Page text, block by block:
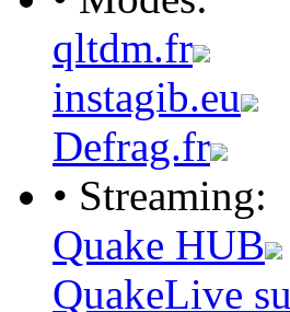
qltdm.fr
instagib.eu
Defrag.fr
• Streaming:
Quake HUB
QuakeLive